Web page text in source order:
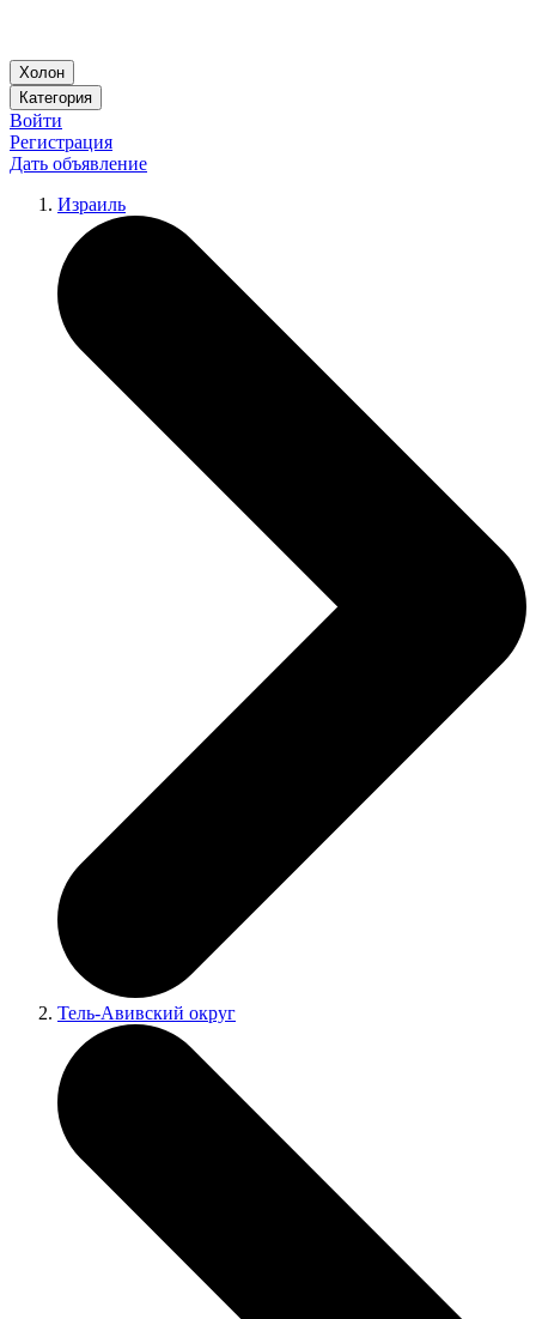
Холон
Категория
Войти
Регистрация
Дать объявление
Израиль
Тель-Авивский округ